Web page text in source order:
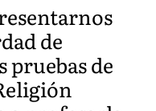
de
pruebas de